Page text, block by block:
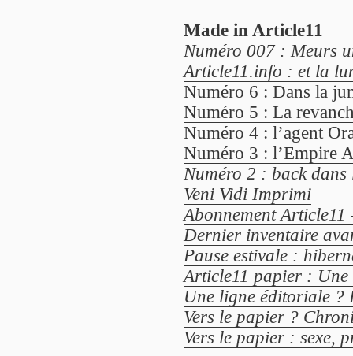
Made in Article11
Numéro 007 : Meurs
Article11.info : et la
Numéro 6 : Dans la
Numéro 5 : La
Numéro 4 : l’agent
Numéro 3 : l’Empire
Numéro 2 : back dans
Veni Vidi Imprimi
Abonnement
Dernier inventaire
Pause estivale :
Article11 papier : Une
Une ligne éditoriale ?
Vers le papier ?
Vers le papier : sexe,